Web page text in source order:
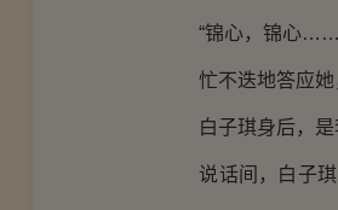
“锦心，锦心……”
忙不迭地答应她
白子琪身后，是
说话间，白子琪